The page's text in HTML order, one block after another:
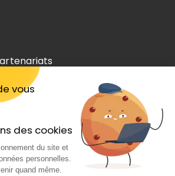
vous
des cookies
du site et
personnelles.
quand même.
vous gratuitement à
Newsletter hebdo
En cadeau notre ebook